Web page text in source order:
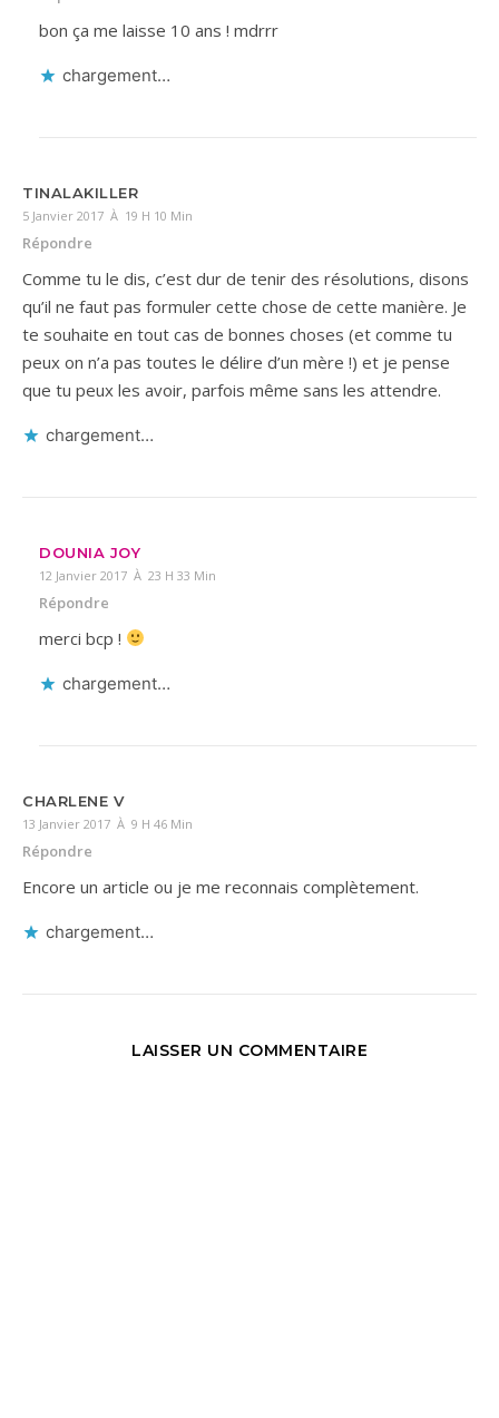
bon ça me laisse 10 ans ! mdrrr
chargement…
TINALAKILLER
5 Janvier 2017 À 19 H 10 Min
Répondre
Comme tu le dis, c’est dur de tenir des résolutions, disons
qu’il ne faut pas formuler cette chose de cette manière. Je
te souhaite en tout cas de bonnes choses (et comme tu
peux on n’a pas toutes le délire d’un mère !) et je pense
que tu peux les avoir, parfois même sans les attendre.
chargement…
DOUNIA JOY
12 Janvier 2017 À 23 H 33 Min
Répondre
merci bcp !
chargement…
CHARLENE V
13 Janvier 2017 À 9 H 46 Min
Répondre
Encore un article ou je me reconnais complètement.
chargement…
LAISSER UN COMMENTAIRE